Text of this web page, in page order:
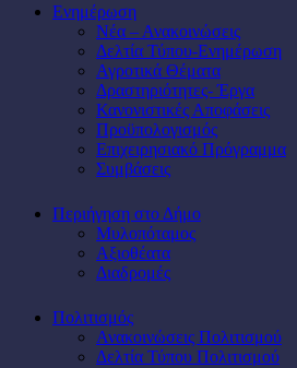
Ενημέρωση
Νέα – Ανακοινώσεις
Δελτία Τύπου-Ενημέρωση
Αγροτικά Θέματα
Δραστηριότητες- Έργα
Κανονιστικές Αποφάσεις
Προϋπολογισμός
Επιχειρησιακό Πρόγραμμα
Συμβάσεις
Περιήγηση στο Δήμο
Μυλοπόταμος
Αξιοθέατα
Διαδρομές
Πολιτισμός
Ανακοινώσεις Πολιτισμού
Δελτία Τύπου Πολιτισμού